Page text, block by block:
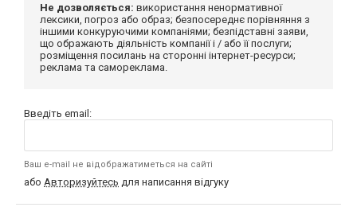
Не дозволяється: використання ненормативної
лексики, погроз або образ; безпосереднє порівняння з
іншими конкуруючими компаніями; безпідставні заяви,
що ображають діяльність компанії і / або її послуги;
розміщення посилань на сторонні інтернет-ресурси;
реклама та самореклама.
Введіть email:
Ваш e-mail не відображатиметься на сайті
або Авторизуйтесь для написання відгуку